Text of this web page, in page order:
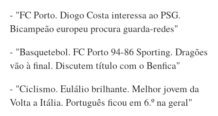
- "FC Porto. Diogo Costa interessa ao PSG.
Bicampeão europeu procura guarda-redes"
- "Basquetebol. FC Porto 94-86 Sporting. Dragões
vão à final. Discutem título com o Benfica"
- "Ciclismo. Eulálio brilhante. Melhor jovem da
Volta a Itália. Português ficou em 6.º na geral"